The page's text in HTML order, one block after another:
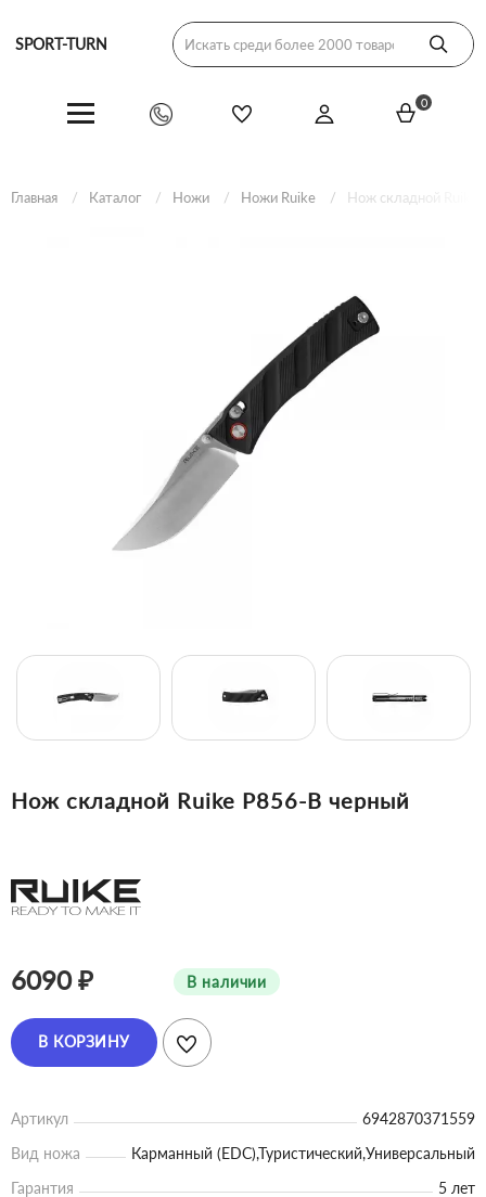
SPORT-TURN
0
Главная Каталог Ножи Ножи Ruike Нож складной Ruike
Нож складной Ruike P856-B черный
6090 ₽ В наличии
В КОРЗИНУ
Артикул
6942870371559
Вид ножа
Карманный (EDC),Туристический,Универсальный
Гарантия
5 лет